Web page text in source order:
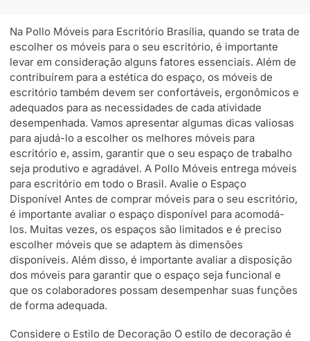
Na Pollo Móveis para Escritório Brasília, quando se trata de
escolher os móveis para o seu escritório, é importante
levar em consideração alguns fatores essenciais. Além de
contribuírem para a estética do espaço, os móveis de
escritório também devem ser confortáveis, ergonômicos e
adequados para as necessidades de cada atividade
desempenhada. Vamos apresentar algumas dicas valiosas
para ajudá-lo a escolher os melhores móveis para
escritório e, assim, garantir que o seu espaço de trabalho
seja produtivo e agradável. A Pollo Móveis entrega móveis
para escritório em todo o Brasil. Avalie o Espaço
Disponível Antes de comprar móveis para o seu escritório,
é importante avaliar o espaço disponível para acomodá-
los. Muitas vezes, os espaços são limitados e é preciso
escolher móveis que se adaptem às dimensões
disponíveis. Além disso, é importante avaliar a disposição
dos móveis para garantir que o espaço seja funcional e
que os colaboradores possam desempenhar suas funções
de forma adequada.
Considere o Estilo de Decoração O estilo de decoração é